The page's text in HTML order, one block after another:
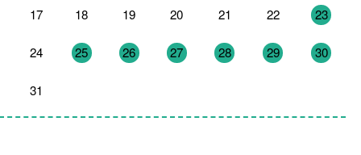
17 18 19 20 21 22 23
24 25 26 27 28 29 30
31